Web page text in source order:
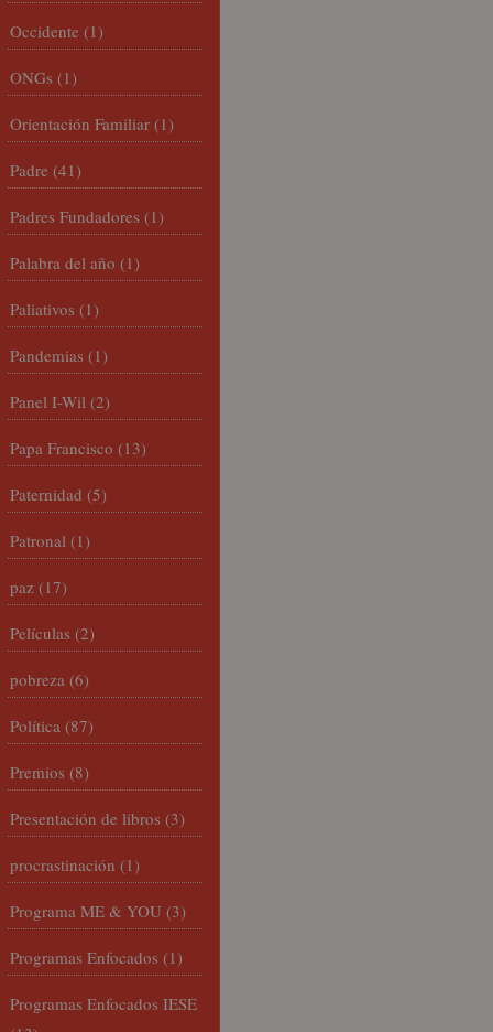
Occidente (1)
ONGs (1)
Orientación Familiar (1)
Padre (41)
Padres Fundadores (1)
Palabra del año (1)
Paliativos (1)
Pandemias (1)
Panel I-Wil (2)
Papa Francisco (13)
Paternidad (5)
Patronal (1)
paz (17)
Películas (2)
pobreza (6)
Política (87)
Premios (8)
Presentación de libros (3)
procrastinación (1)
Programa ME & YOU (3)
Programas Enfocados (1)
Programas Enfocados IESE